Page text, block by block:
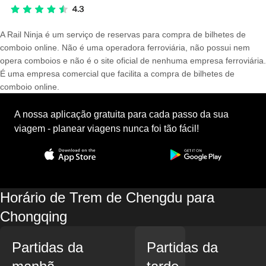
A Rail Ninja é um serviço de reservas para compra de bilhetes de
comboio online. Não é uma operadora ferroviária, não possui nem
opera comboios e não é o site oficial de nenhuma empresa ferroviária.
É uma empresa comercial que facilita a compra de bilhetes de
comboio online.
A nossa aplicação gratuita para cada passo da sua
viagem - planear viagens nunca foi tão fácil!
Horário de Trem de Chengdu para
Chongqing
Partidas da
Partidas da